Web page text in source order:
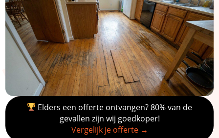
Elders een offerte ontvangen? 80% van de
gevallen zijn wij goedkoper!
Vergelijk je offerte →